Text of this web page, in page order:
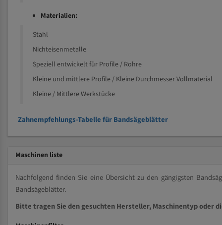
Materialien:
Stahl
Nichteisenmetalle
Speziell entwickelt für Profile / Rohre
Kleine und mittlere Profile / Kleine Durchmesser Vollmaterial
Kleine / Mittlere Werkstücke
Zahnempfehlungs-Tabelle für Bandsägeblätter
Maschinen liste
Nachfolgend finden Sie eine Übersicht zu den gängigsten
Bandsägeblätter.
Bitte tragen Sie den gesuchten Hersteller, Maschinentyp oder